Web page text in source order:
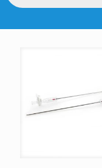
productos